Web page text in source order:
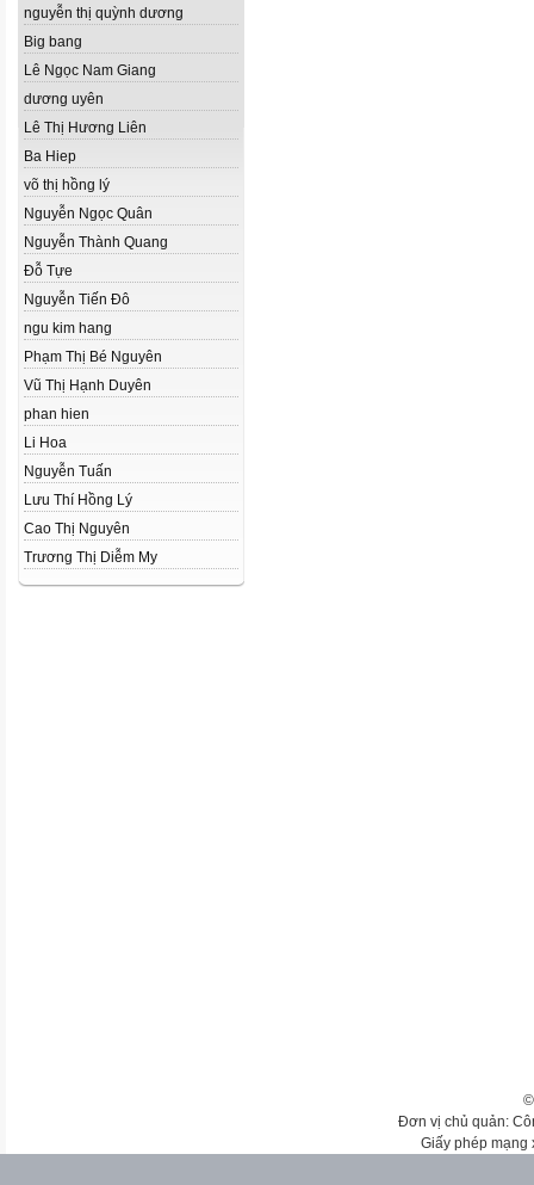
nguyễn thị quỳnh dương
Big bang
Lê Ngọc Nam Giang
dương uyên
Lê Thị Hương Liên
Ba Hiep
võ thị hồng lý
Nguyễn Ngọc Quân
Nguyễn Thành Quang
Đỗ Tựe
Nguyễn Tiến Đô
ngu kim hang
Phạm Thị Bé Nguyên
Vũ Thị Hạnh Duyên
phan hien
Li Hoa
Nguyễn Tuấn
Lưu Thí Hồng Lý
Cao Thị Nguyên
Trương Thị Diễm My
Đơn vị chủ quản:
Giấy phép mạng